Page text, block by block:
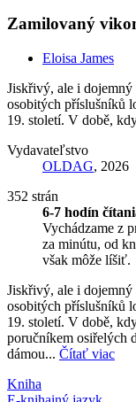
Zamilovaný
Eloisa James
Jiskřivý, ale i
osobitých příslušníků
19. století. V době,
Vydavateľstvo
OLDAG, 2026
352 strán
6-7 hodín
Vychádzame z
za minútu, od
však môže líšiť.
Jiskřivý, ale i
osobitých příslušníků
19. století. V době,
poručníkem osiřelých
dámou... Čítať viac
Kniha